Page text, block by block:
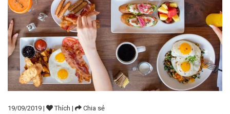
19/09/2019 | Thích | Chia sẻ